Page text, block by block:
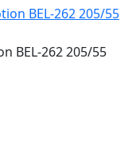
BEL-262 205/55